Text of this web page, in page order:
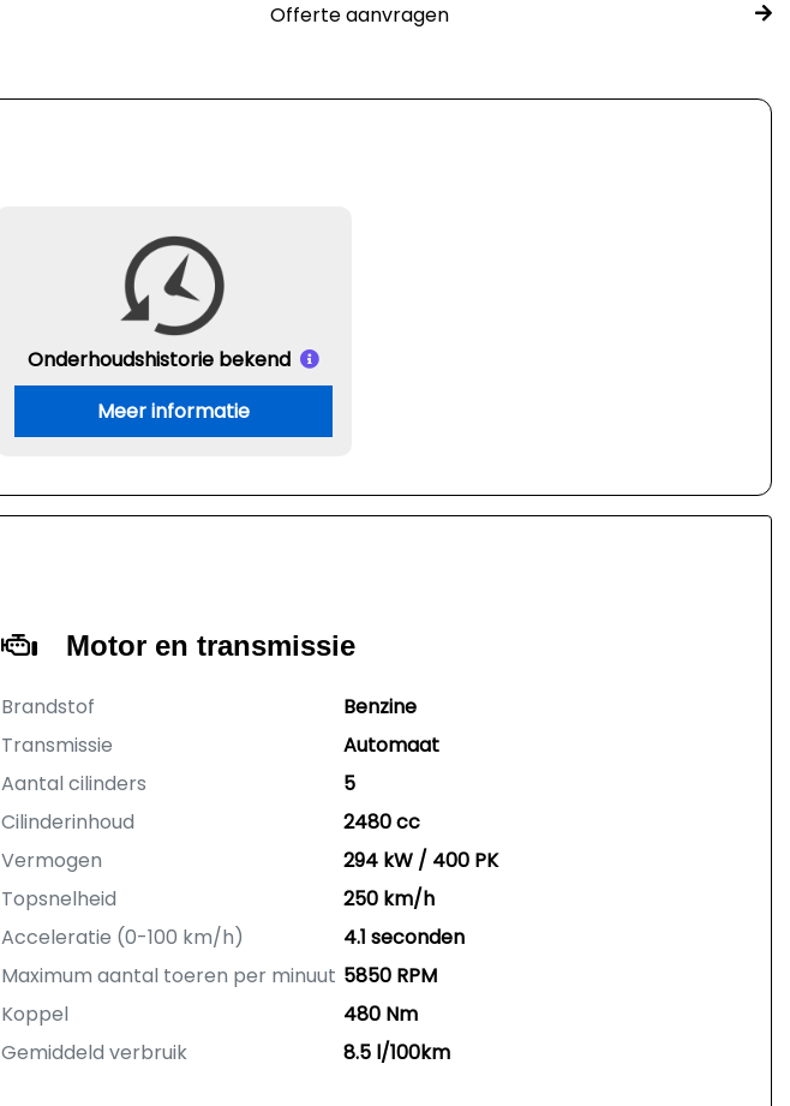
Offerte aanvragen
Onderhoudshistorie bekend
Meer informatie
Motor en transmissie
Brandstof
Benzine
Transmissie
Automaat
Aantal cilinders
5
Cilinderinhoud
2480 cc
Vermogen
294 kW / 400 PK
Topsnelheid
250 km/h
Acceleratie (0-100 km/h)
4.1 seconden
Maximum aantal toeren per minuut 5850 RPM
Koppel
480 Nm
Gemiddeld verbruik
8.5 l/100km